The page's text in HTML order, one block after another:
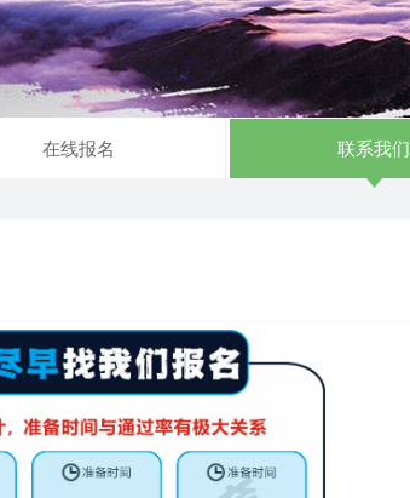
在线报名 联系我们